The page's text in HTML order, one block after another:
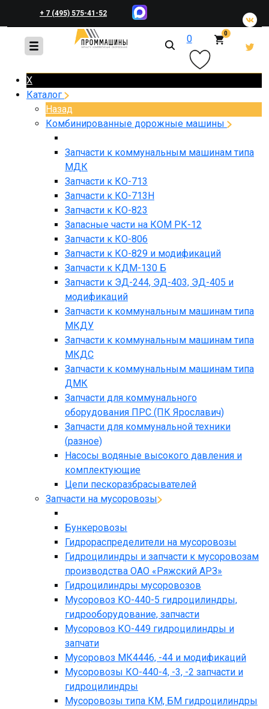
+ 7 (495) 575-41-52
+ 7 (495) 648-45-83 0 0
X
Каталог
Назад
Комбинированные дорожные машины
Запчасти к коммунальным машинам типа
МДК
Запчасти к КО-713
Запчасти к КО-713Н
Запчасти к КО-823
Запасные части на КОМ РК-12
Запчасти к КО-806
Запчасти к КО-829 и модификаций
Запчасти к КДМ-130 Б
Запчасти к ЭД-244, ЭД-403, ЭД-405 и
модификаций
Запчасти к коммунальным машинам типа
МКДУ
Запчасти к коммунальным машинам типа
МКДС
Запчасти к коммунальным машинам типа
ДМК
Запчасти для коммунального
оборудования ПРС (ПК Ярославич)
Запчасти для коммунальной техники
(разное)
Насосы водяные высокого давления и
комплектующие
Цепи пескоразбрасывателей
Запчасти на мусоровозы
Бункеровозы
Гидрораспределители на мусоровозы
Гидроцилиндры и запчасти к мусоровозам
производства ОАО «Ряжский АРЗ»
Гидроцилиндры мусоровозов
Мусоровоз КО-440-5 гидроцилиндры,
гидрооборудование, запчасти
Мусоровоз КО-449 гидроцилиндры и
запчати
Мусоровоз МК4446, -44 и модификаций
Мусоровозы КО-440-4, -3, -2 запчасти и
гидроцилиндры
Мусоровозы типа КМ, БМ гидроцилиндры